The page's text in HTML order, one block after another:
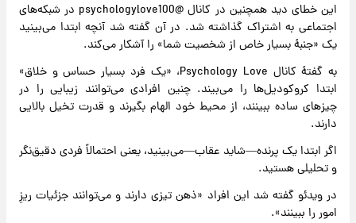
این خطای دید همچنین در کانال @psychologylove100 در شبکه‌های
اجتماعی به اشتراک گذاشته شد. در آن گفته شد آنچه ابتدا می‌بینید
یک «جنبهٔ بسیار خاص از شخصیت شما» را آشکار می‌کند.
به گفتهٔ کانال Psychology Love، «یک فرد بسیار حساس و خلاق»
ابتدا کروکودیل‌ها را می‌بیند. چنین افرادی می‌توانند زیبایی را در
چیزهای ساده ببینند، از محیط خود الهام بگیرند و قدرت تخیل بالایی
دارند.
اگر ابتدا یک پرنده—شاید عقاب—می‌بینید، یعنی احتمالاً فردی دقیق‌نگر
و تحلیلی هستید.
در ویدئو گفته شد این افراد «ذهن تیزی دارند و می‌توانند جزئیات ریزِ
امور را ببینند».